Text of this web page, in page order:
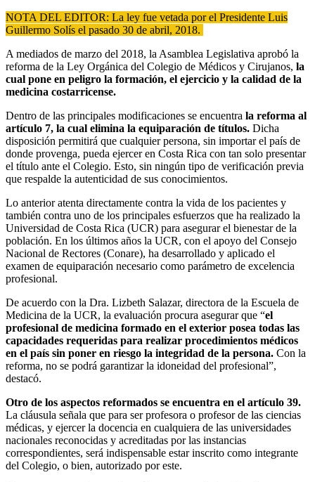
NOTA DEL EDITOR: La ley fue vetada por el Presidente Luis
Guillermo Solís el pasado 30 de abril, 2018.
A mediados de marzo del 2018, la Asamblea Legislativa aprobó la
reforma de la Ley Orgánica del Colegio de Médicos y Cirujanos, la
cual pone en peligro la formación, el ejercicio y la calidad de la
medicina costarricense.
Dentro de las principales modificaciones se encuentra la reforma al
artículo 7, la cual elimina la equiparación de títulos. Dicha
disposición permitirá que cualquier persona, sin importar el país de
donde provenga, pueda ejercer en Costa Rica con tan solo presentar
el título ante el Colegio. Esto, sin ningún tipo de verificación previa
que respalde la autenticidad de sus conocimientos.
Lo anterior atenta directamente contra la vida de los pacientes y
también contra uno de los principales esfuerzos que ha realizado la
Universidad de Costa Rica (UCR) para asegurar el bienestar de la
población. En los últimos años la UCR, con el apoyo del Consejo
Nacional de Rectores (Conare), ha desarrollado y aplicado el
examen de equiparación necesario como parámetro de excelencia
profesional.
De acuerdo con la Dra. Lizbeth Salazar, directora de la Escuela de
Medicina de la UCR, la evaluación procura asegurar que “el
profesional de medicina formado en el exterior posea todas las
capacidades requeridas para realizar procedimientos médicos
en el país sin poner en riesgo la integridad de la persona. Con la
reforma, no se podrá garantizar la idoneidad del profesional”,
destacó.
Otro de los aspectos reformados se encuentra en el artículo 39.
La cláusula señala que para ser profesora o profesor de las ciencias
médicas, y ejercer la docencia en cualquiera de las universidades
nacionales reconocidas y acreditadas por las instancias
correspondientes, será indispensable estar inscrito como integrante
del Colegio, o bien, autorizado por este.